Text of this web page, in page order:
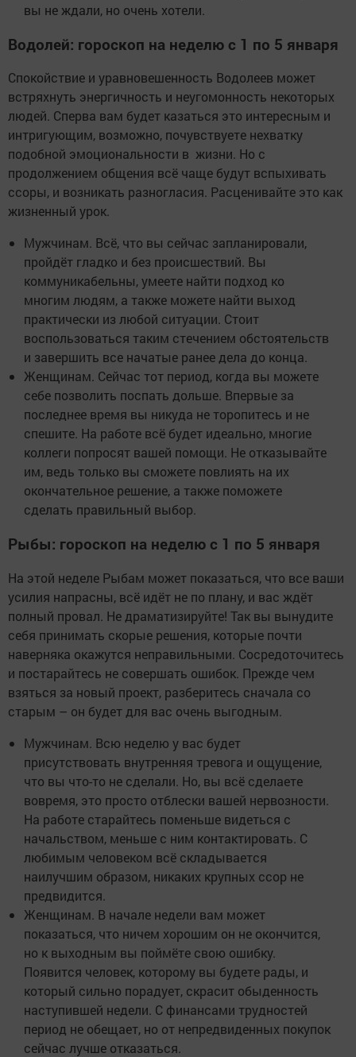
вы не ждали, но очень хотели.
Водолей: гороскоп на неделю с 1 по 5 января
Спокойствие и уравновешенность Водолеев может
встряхнуть энергичность и неугомонность некоторых
людей. Сперва вам будет казаться это интересным и
интригующим, возможно, почувствуете нехватку
подобной эмоциональности в жизни. Но с
продолжением общения всё чаще будут вспыхивать
ссоры, и возникать разногласия. Расценивайте это как
жизненный урок.
Мужчинам. Всё, что вы сейчас запланировали,
пройдёт гладко и без происшествий. Вы
коммуникабельны, умеете найти подход ко
многим людям, а также можете найти выход
практически из любой ситуации. Стоит
воспользоваться таким стечением обстоятельств
и завершить все начатые ранее дела до конца.
Женщинам. Сейчас тот период, когда вы можете
себе позволить поспать дольше. Впервые за
последнее время вы никуда не торопитесь и не
спешите. На работе всё будет идеально, многие
коллеги попросят вашей помощи. Не отказывайте
им, ведь только вы сможете повлиять на их
окончательное решение, а также поможете
сделать правильный выбор.
Рыбы: гороскоп на неделю с 1 по 5 января
На этой неделе Рыбам может показаться, что все ваши
усилия напрасны, всё идёт не по плану, и вас ждёт
полный провал. Не драматизируйте! Так вы вынудите
себя принимать скорые решения, которые почти
наверняка окажутся неправильными. Сосредоточитесь
и постарайтесь не совершать ошибок. Прежде чем
взяться за новый проект, разберитесь сначала со
старым – он будет для вас очень выгодным.
Мужчинам. Всю неделю у вас будет
присутствовать внутренняя тревога и ощущение,
что вы что-то не сделали. Но, вы всё сделаете
вовремя, это просто отблески вашей нервозности.
На работе старайтесь поменьше видеться с
начальством, меньше с ним контактировать. С
любимым человеком всё складывается
наилучшим образом, никаких крупных ссор не
предвидится.
Женщинам. В начале недели вам может
показаться, что ничем хорошим он не окончится,
но к выходным вы поймёте свою ошибку.
Появится человек, которому вы будете рады, и
который сильно порадует, скрасит обыденность
наступившей недели. С финансами трудностей
период не обещает, но от непредвиденных покупок
сейчас лучше отказаться.